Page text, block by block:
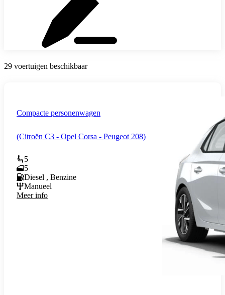
29 voertuigen beschikbaar
Compacte personenwagen
(Citroën C3 - Opel Corsa - Peugeot 208)
5
5
Diesel , Benzine
Manueel
Meer info